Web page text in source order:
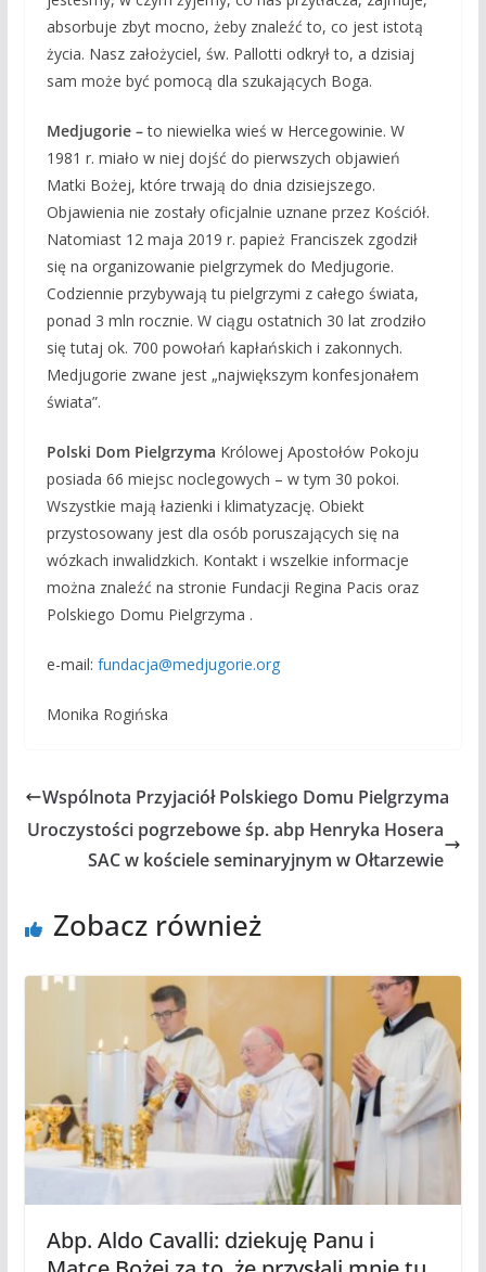
absorbuje zbyt mocno, żeby znaleźć to, co jest istotą
życia. Nasz założyciel, św. Pallotti odkrył to, a dzisiaj
sam może być pomocą dla szukających Boga.
Medjugorie –to niewielka wieś w Hercegowinie. W
1981 r. miało w niej dojść do pierwszych objawień
Matki Bożej, które trwają do dnia dzisiejszego.
Objawienia nie zostały oficjalnie uznane przez Kościół.
Natomiast 12 maja 2019 r. papież Franciszek zgodził
się na organizowanie pielgrzymek do Medjugorie.
Codziennie przybywają tu pielgrzymi z całego świata,
ponad 3 mln rocznie. W ciągu ostatnich 30 lat zrodziło
się tutaj ok. 700 powołań kapłańskich i zakonnych.
Medjugorie zwane jest „największym konfesjonałem
świata”.
Polski Dom Pielgrzyma Królowej Apostołów Pokoju
posiada 66 miejsc noclegowych – w tym 30 pokoi.
Wszystkie mają łazienki i klimatyzację. Obiekt
przystosowany jest dla osób poruszających się na
wózkach inwalidzkich. Kontakt i wszelkie informacje
można znaleźć na stronie Fundacji Regina Pacis oraz
Polskiego Domu Pielgrzyma .
e-mail: fundacja@medjugorie.org
Monika Rogińska
Wspólnota Przyjaciół Polskiego Domu Pielgrzyma
Uroczystości pogrzebowe śp. abp Henryka Hosera
SAC w kościele seminaryjnym w Ołtarzewie
Zobacz również
Abp. Aldo Cavalli: dziekuję Panu i